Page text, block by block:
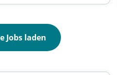
Jobs laden